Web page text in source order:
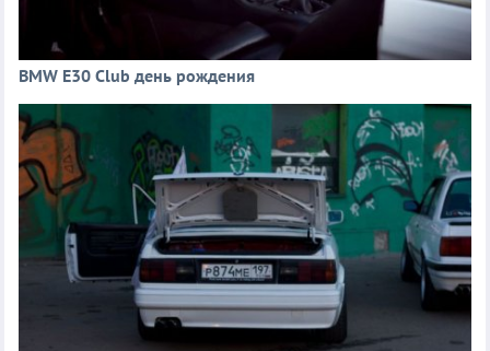
BMW E30 Club день рождения